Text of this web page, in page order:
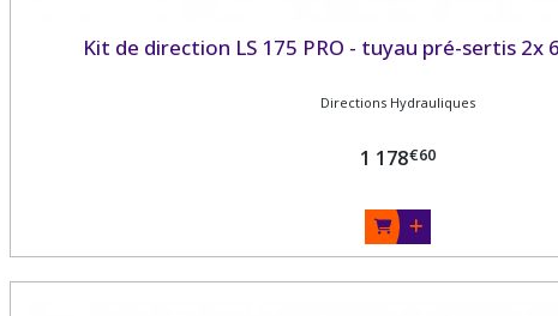
Kit de direction LS 175 PRO - tuyau pré-sertis 2x
Directions Hydrauliques
1 178€60